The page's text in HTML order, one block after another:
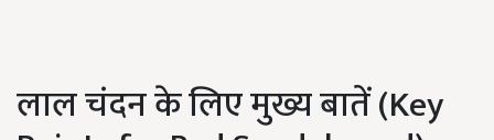
लाल चंदन के लिए मुख्य बातें (Key